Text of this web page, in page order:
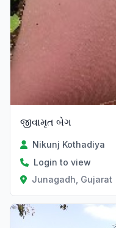
જીવામૃત બેગ
Nikunj Kothadiya
Login to view
Junagadh, Gujarat